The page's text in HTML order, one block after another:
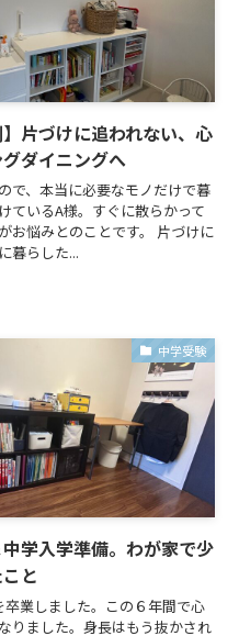
】片づけに追われない、心
ダイニングへ
で、本当に必要なモノだけで暮
ているA様。すぐに散らかって
お悩みとのことです。 片づけに
暮らした...
中学受験
学入学準備。わが家で少
と
業しました。この６年間で心
りました。身長はもう抜かされ